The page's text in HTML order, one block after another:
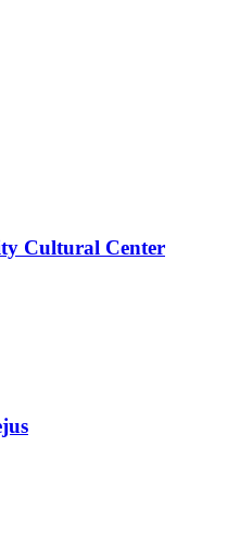
Cultural Center